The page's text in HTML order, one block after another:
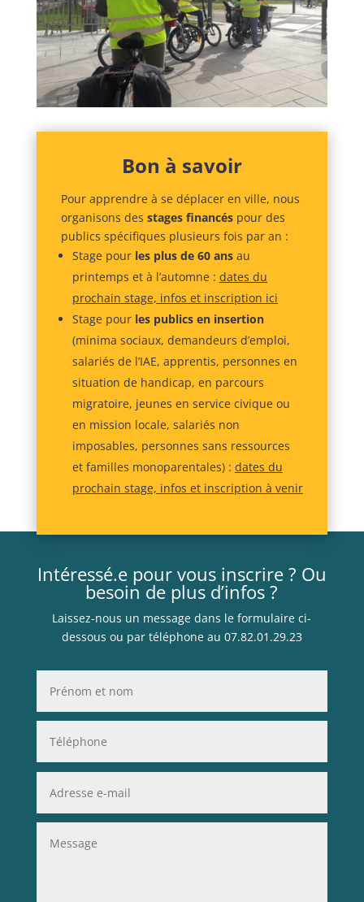
Bon à savoir
Pour apprendre à se déplacer en ville, nous
organisons des stages financéspour des
publics spécifiques plusieurs fois par an :
Stage pour les plus de 60 ansau
printemps et à l’automne : dates du
prochain stage, infos et inscription ici
Stage pour les publics en insertion
(minima sociaux, demandeurs d’emploi,
salariés de l’IAE, apprentis, personnes en
situation de handicap, en parcours
migratoire, jeunes en service civique ou
en mission locale, salariés non
imposables, personnes sans ressources
et familles monoparentales) : dates du
prochain stage, infos et inscription à venir
Intéressé.e pour vous inscrire ? Ou
besoin de plus d’infos ?
Laissez-nous un message dans le formulaire ci-
dessous ou par téléphone au 07.82.01.29.23